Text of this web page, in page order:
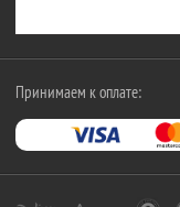
Принимаем к оплате: